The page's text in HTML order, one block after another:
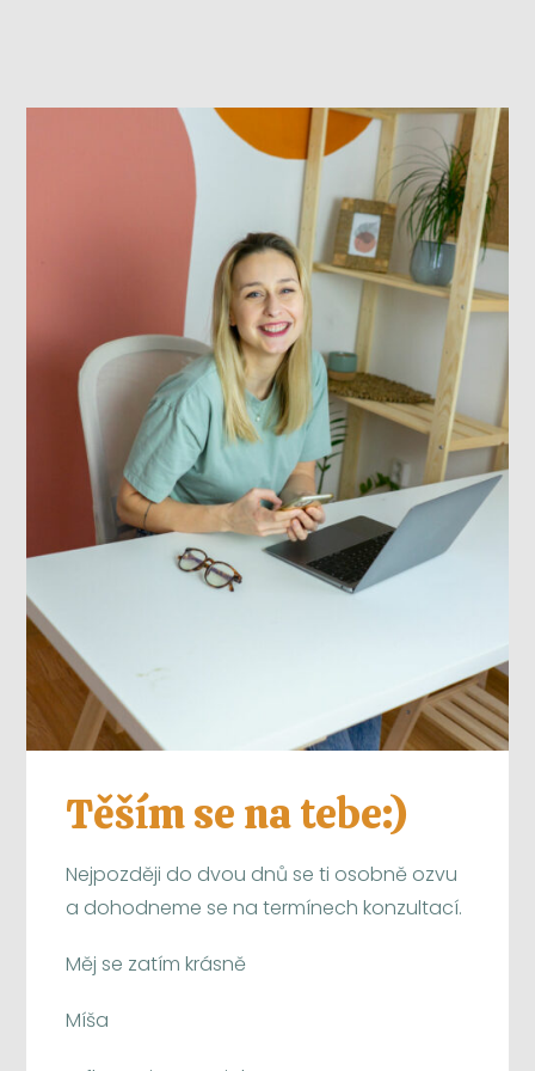
Těším se na tebe:)
Nejpozději do dvou dnů se ti osobně ozvu
a dohodneme se na termínech konzultací.
Měj se zatím krásně
Míša